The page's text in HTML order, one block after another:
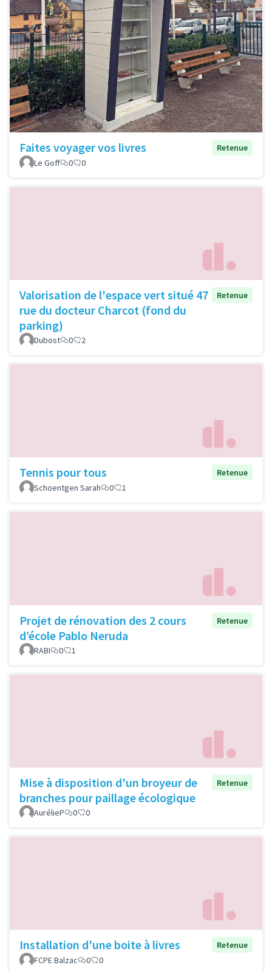
Faites voyager vos livres
Retenue
Le Goff
0 0
Valorisation de l'espace vert situé 47
rue du docteur Charcot (fond du
parking)
Retenue
Dubost 0 2
Tennis pour tous
Retenue
Schoentgen Sarah
0 1
Projet de rénovation des 2 cours
d’école Pablo Neruda
Retenue
RABI 0 1
Mise à disposition d'un broyeur de
branches pour paillage écologique
Retenue
AurélieP 0 0
Installation d'une boite à livres
Retenue
FCPE Balzac
0 0